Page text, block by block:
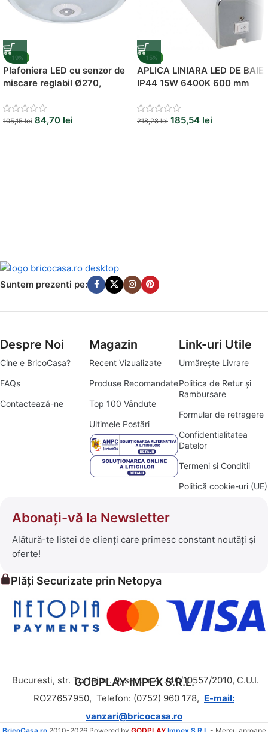
-19%
Plafoniera LED cu senzor de
miscare reglabil Ø270,
105,15lei 84,70 lei
-15%
APLICA LINIARA LED DE BAIE
IP44 15W 6400K 600 mm
218,28lei 185,54 lei
Suntem prezenti pe:
Despre Noi
Cine e BricoCasa?
FAQs
Contactează-ne
Magazin
Recent Vizualizate
Produse Recomandate
Top 100 Vândute
Ultimele Postări
Link-uri Utile
Urmărește Livrare
Politica de Retur și
Rambursare
Formular de retragere
Confidentialitatea
Datelor
Termeni si Conditii
Politică cookie-uri (UE)
Abonați-vă la Newsletter
Alătură-te listei de clienți care primesc constant noutăți și
oferte!
Plăți Securizate prin Netopya
GODPLAY IMPEX S.R.L.
Bucuresti, str. Tortei nr. 9, sector 4, J40/10557/2010, C.U.I.
RO27657950, Telefon: (0752) 960 178, E-mail:
vanzari@bricocasa.ro